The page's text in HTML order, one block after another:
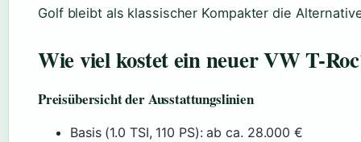
Golf bleibt als klassischer Kompakter die
Wie viel kostet ein neuer VW T-
Preisübersicht der Ausstattungslinien
Basis (1.0 TSI, 110 PS): ab ca. 28.000 €